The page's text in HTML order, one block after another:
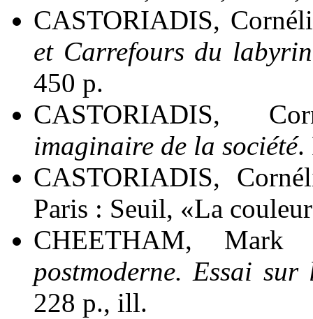
CASTORIADIS,
et Carrefours du
450 p.
CASTORIADIS,
imaginaire de la société.
CASTORIADIS,
Paris : Seuil, «La
CHEETHAM,
postmoderne. Essai
228 p., ill.